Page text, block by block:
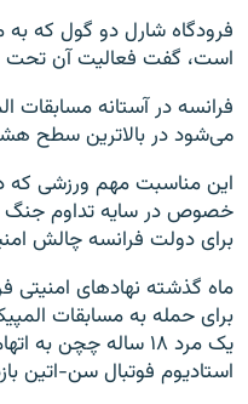
فرودگاه شارل دو گول که
است، گفت فعاليت آن تحت
فرانسه در آستانه مسابقات
می‌شود در بالاترين سطح
اين مناسبت مهم ورزشی که
خصوص در سایه تداوم جنگ
برای دولت فرانسه چالش
ماه گذشته نهادهای امنيتی
برای حمله به مسابقات
يک مرد ۱۸ ساله چچن
استاديوم فوتبال سن‌-‌اتين